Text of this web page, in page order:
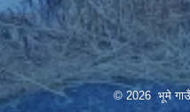
© 2026 भूमे